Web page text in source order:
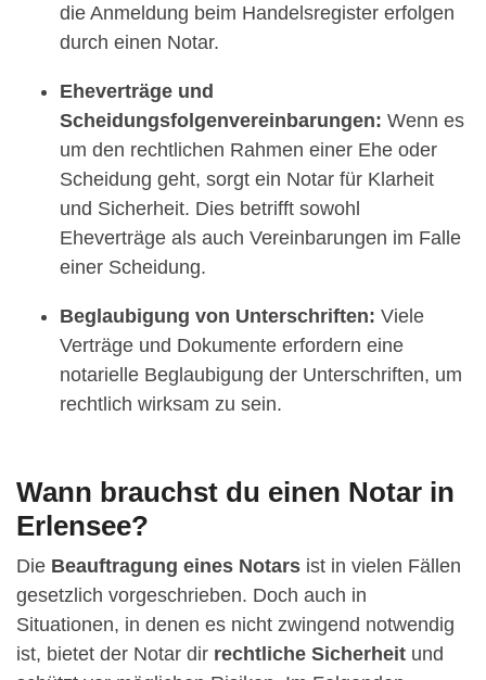
die Anmeldung beim Handelsregister erfolgen
durch einen Notar.
Eheverträge und
Scheidungsfolgenvereinbarungen: Wenn es
um den rechtlichen Rahmen einer Ehe oder
Scheidung geht, sorgt ein Notar für Klarheit
und Sicherheit. Dies betrifft sowohl
Eheverträge als auch Vereinbarungen im Falle
einer Scheidung.
Beglaubigung von Unterschriften: Viele
Verträge und Dokumente erfordern eine
notarielle Beglaubigung der Unterschriften, um
rechtlich wirksam zu sein.
Wann brauchst du einen Notar in
Erlensee?
Die Beauftragung eines Notars ist in vielen Fällen
gesetzlich vorgeschrieben. Doch auch in
Situationen, in denen es nicht zwingend notwendig
ist, bietet der Notar dir rechtliche Sicherheit und